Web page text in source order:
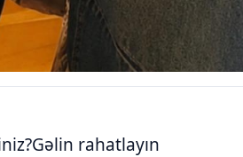
rahatlayın